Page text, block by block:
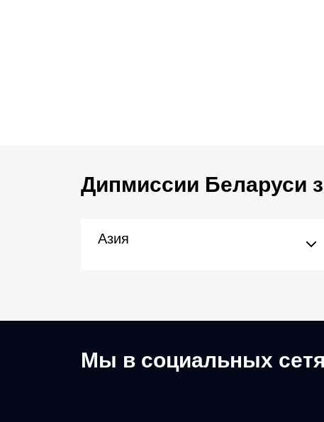
Дипмиссии Беларуси
Азия
Мы в социальных